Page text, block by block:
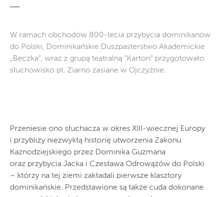
W ramach obchodów 800-lecia przybycia dominikanów
do Polski, Dominikańskie Duszpasterstwo Akademickie
„Beczka”, wraz z grupą teatralną "Karton" przygotowało
słuchowisko pt. Ziarno zasiane w Ojczyźnie.
Przeniesie ono słuchacza w okres XIII-wiecznej Europy
i przybliży niezwykłą historię utworzenia Zakonu
Kaznodziejskiego przez Dominika Guzmana
oraz przybycia Jacka i Czesława Odrowążów do Polski
– którzy na tej ziemi zakładali pierwsze klasztory
dominikańskie. Przedstawione są także cuda dokonane